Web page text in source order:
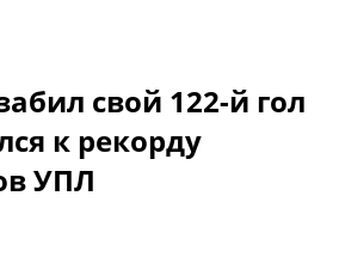
Лига
Лига
Лига
Лига
свой 122-й гол
к рекорду
УПЛ